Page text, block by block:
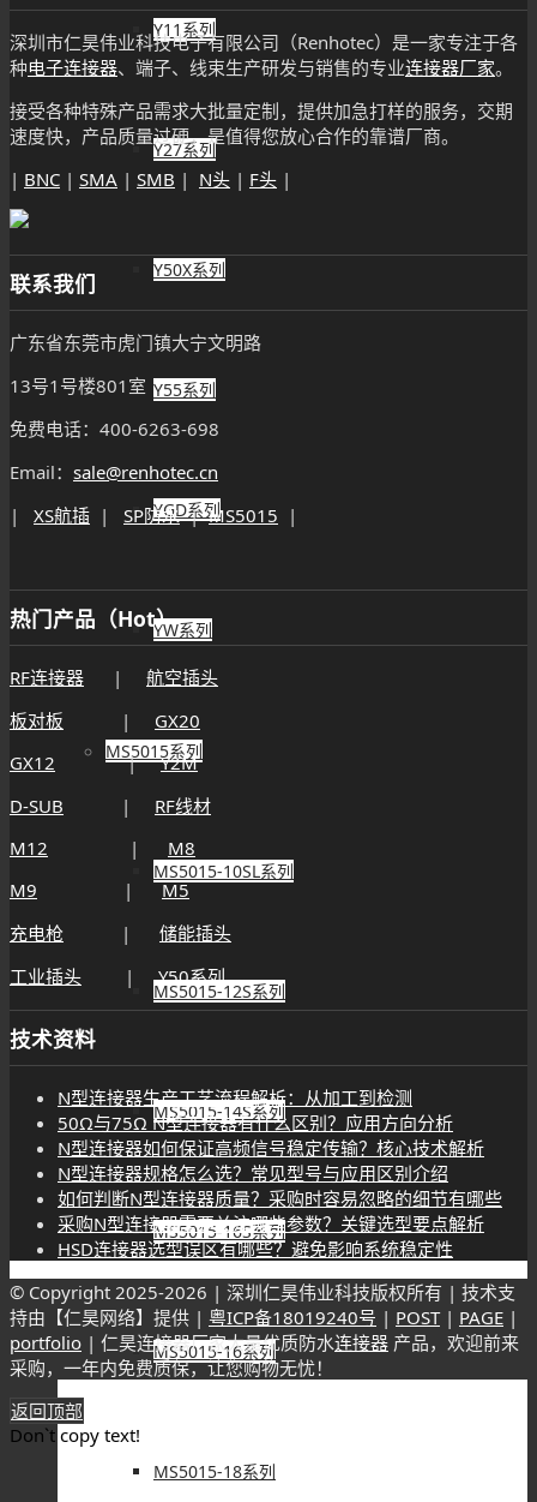
Y11系列
Y27系列
Y50X系列
Y55系列
YGD系列
YW系列
MS5015系列
MS5015-10SL系列
MS5015-12S系列
MS5015-14S系列
MS5015-16S系列
MS5015-16系列
MS5015-18系列
深圳市仁昊伟业科技电子有限公司（Renhotec）是一家专注于各
种电子连接器、端子、线束生产研发与销售的专业连接器厂家。
接受各种特殊产品需求大批量定制，提供加急打样的服务，交期
速度快，产品质量过硬，是值得您放心合作的靠谱厂商。
| BNC | SMA | SMB | N头 | F头 |
联系我们
广东省东莞市虎门镇大宁文明路
13号1号楼801室
免费电话：400-6263-698
Email： sale@renhotec.cn
| XS航插 | SP防水|MS5015 |
热门产品（Hot）
RF连接器 | 航空插头
板对板 | GX20
GX12 |Y2M
D-SUB | RF线材
M12 | M8
M9 |M5
充电枪 | 储能插头
工业插头 |Y50系列
技术资料
N型连接器生产工艺流程解析：从加工到检测
50Ω与75Ω N型连接器有什么区别？应用方向分析
N型连接器如何保证高频信号稳定传输？核心技术解析
N型连接器规格怎么选？常见型号与应用区别介绍
如何判断N型连接器质量？采购时容易忽略的细节有哪些
采购N型连接器需要关注哪些参数？关键选型要点解析
HSD连接器选型误区有哪些？避免影响系统稳定性
© Copyright 2025-2026 | 深圳仁昊伟业科技版权所有 | 技术支
持由【仁昊网络】提供 | 粤ICP备18019240号 | POST| PAGE |
portfolio | 仁昊连接器厂家大量优质防水连接器 产品，欢迎前来
采购，一年内免费质保，让您购物无忧！
返回顶部
Don`t copy text!